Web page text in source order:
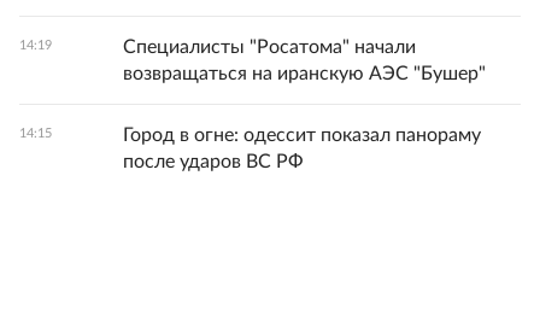
14:19
Специалисты "Росатома" начали
возвращаться на иранскую АЭС "Бушер"
14:15
Город в огне: одессит показал панораму
после ударов ВС РФ